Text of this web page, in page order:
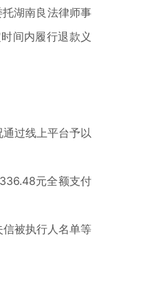
湖南良法律师事
间内履行退款义
过线上平台予以
元全额支付
被执行人名单等